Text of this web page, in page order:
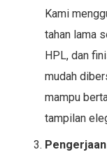
Kami
tahan lama
HPL, dan
mudah
mampu
tampilan